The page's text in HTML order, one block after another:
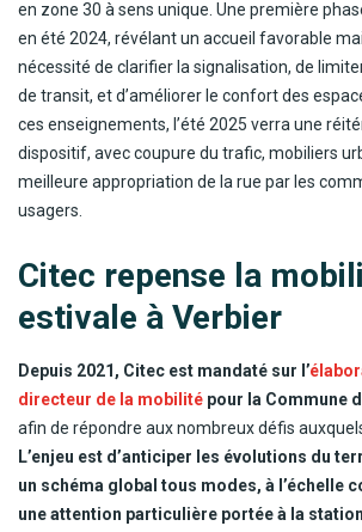
en zone 30 à sens unique. Une première
en été 2024, révélant un accueil favorable
nécessité de clarifier la signalisation, de
de transit, et d’améliorer le confort des
ces enseignements, l’été 2025 verra une
dispositif, avec coupure du trafic, mobiliers
meilleure appropriation de la rue par les
usagers.
Citec repense la
estivale à Verbier
Depuis 2021, Citec est mandaté sur l’
directeur de la mobilité pour la Commune
afin de répondre aux nombreux défis
L’enjeu est d’anticiper les évolutions du
un schéma global tous modes, à l’échelle
une attention particulière portée à la